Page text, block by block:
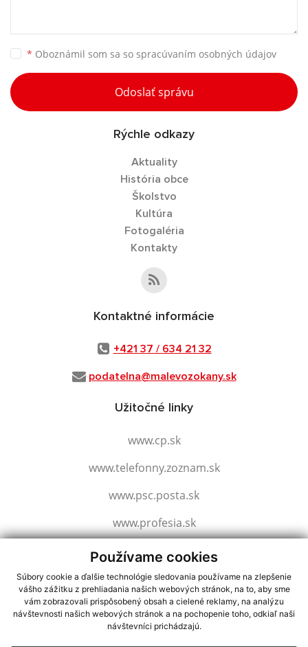
Používame cookies
Súbory cookie a ďalšie technológie sledovania používame na zlepšenie
vášho zážitku z prehliadania našich webových stránok, na to, aby sme
vám zobrazovali prispôsobený obsah a cielené reklamy, na analýzu
návštevnosti našich webových stránok a na pochopenie toho, odkiaľ naši
návštevníci prichádzajú.
* Oboznámil som sa so spracúvaním osobných údajov
Odoslať správu
Rýchle odkazy
Aktuality
História obce
Školstvo
Kultúra
Fotogaléria
Kontakty
Kontaktné informácie
+421 37 / 634 21 32
podatelna@malevozokany.sk
Užitočné linky
www.cp.sk
www.telefonny.zoznam.sk
www.psc.posta.sk
www.profesia.sk
www.slovensko.sk
využite možnosť získavania aktuálnych informácií s využitím RSS
CMS systém (redakčný) systém ECHELON 2,Mapa stránok,web portál
webex.digital, s.r.o.,domény,registrácia domény